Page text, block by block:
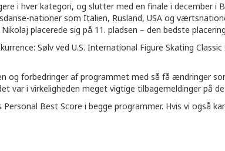
i hver kategori, og slutter med en finale i december i
nationer som Italien, Rusland, USA og
placerede sig på 11. pladsen – den bedste
Sølv ved U.S. International Figure Skating
forbedringer af programmet med så få ændringer
var i virkeligheden meget vigtige tilbagemeldinger på
Best Score i begge programmer. Hvis vi også